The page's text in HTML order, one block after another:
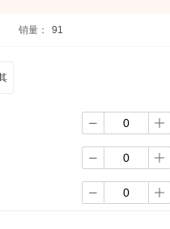
销量： 91
 
 
 